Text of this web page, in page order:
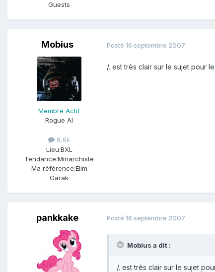
Guests
Mobius
Membre Actif
Rogue AI
8,6k
Lieu:BXL
Tendance:Minarchiste
Ma référence:Elim
Garak
Posté 16 septembre 2007
/. est très clair sur le sujet pour
pankkake Posté 16 septembre 2007
Mobius a dit :
/. est très clair sur le sujet